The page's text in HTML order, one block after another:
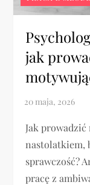
jak
Jak
nastolatkiem,
sprawczość?
pracę z